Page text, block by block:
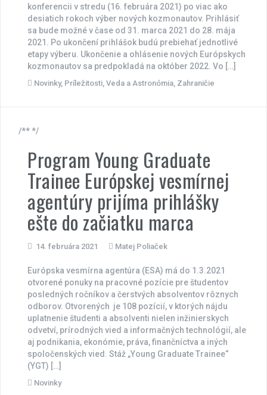
konferencii v stredu (16. februára 2021) po viac ako
desiatich rokoch výber nových kozmonautov. Prihlásiť
sa bude možné v čase od 31. marca 2021 do 28. mája
2021. Po ukončení prihlášok budú prebiehať jednotlivé
etapy výberu. Ukončenie a ohlásenie nových Európskych
kozmonautov sa predpokladá na október 2022. Vo […]
Novinky, Príležitosti, Veda a Astronómia, Zahraničie
/** */
Program Young Graduate
Trainee Európskej vesmírnej
agentúry prijíma prihlášky
ešte do začiatku marca
14. februára 2021 Matej Poliaček
Európska vesmírna agentúra (ESA) má do 1.3.2021
otvorené ponuky na pracovné pozície pre študentov
posledných ročníkov a čerstvých absolventov rôznych
odborov. Otvorených je 108 pozícií, v ktorých nájdu
uplatnenie študenti a absolventi nielen inžinierskych
odvetví, prírodných vied a informačných technológií, ale
aj podnikania, ekonómie, práva, finančníctva a iných
spoločenských vied. Stáž „Young Graduate Trainee“
(YGT) […]
Novinky